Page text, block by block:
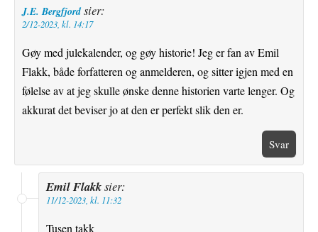
J.E. Bergfjord sier:
2/12-2023, kl. 14:17
Gøy med julekalender, og gøy historie! Jeg er fan av Emil
Flakk, både forfatteren og anmelderen, og sitter igjen med en
følelse av at jeg skulle ønske denne historien varte lenger. Og
akkurat det beviser jo at den er perfekt slik den er.
Svar
Emil Flakksier:
11/12-2023, kl. 11:32
Tusen takk